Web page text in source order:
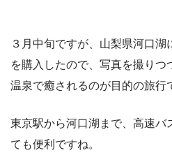
３月中旬ですが、山梨県河口湖
を購入したので、写真を撮りつ
温泉で癒されるのが目的の旅行
東京駅から河口湖まで、高速バ
ても便利ですね。